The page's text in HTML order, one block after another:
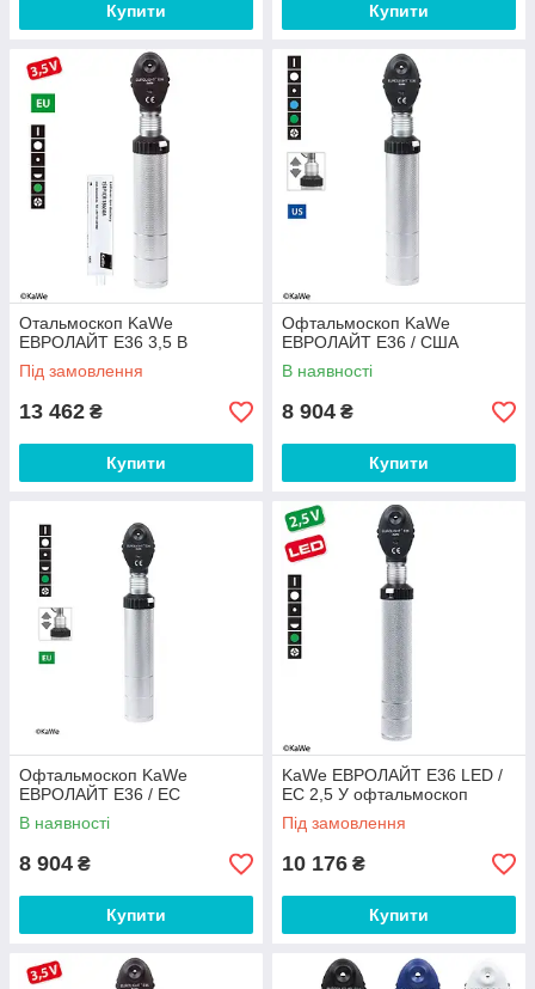
Купити Купити
Отальмоскоп KaWe
EВРОЛАЙТ E36 3,5 В
Під замовлення
13 462 ₴
Купити
Офтальмоскоп KaWe
EВРОЛАЙТ E36 / США
В наявності
8 904 ₴
Купити
Офтальмоскоп KaWe
EВРОЛАЙТ E36 / EC
В наявності
8 904 ₴
Купити
KaWe EВРОЛАЙТ E36 LED /
EC 2,5 У офтальмоскоп
Під замовлення
10 176 ₴
Купити